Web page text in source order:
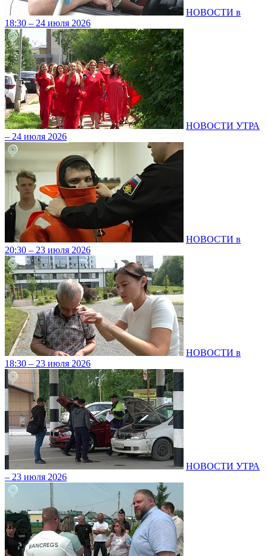
НОВОСТИ в
18:30 – 24 июля 2026
НОВОСТИ УТРА
– 24 июля 2026
НОВОСТИ в
20:30 – 23 июля 2026
НОВОСТИ в
18:30 – 23 июля 2026
НОВОСТИ УТРА
– 23 июля 2026